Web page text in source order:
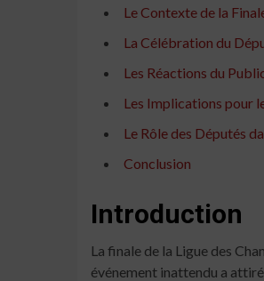
Le Contexte de la
La Célébration du
Les Réactions du
Les Implications pour
Le Rôle des Députés
Conclusion
Introduction
La finale de la Ligue des
événement inattendu a